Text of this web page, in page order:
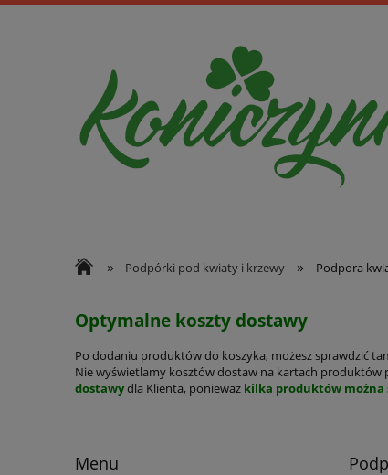
» Podpórki pod kwiaty i krzewy » Podpora
Optymalne koszty dostawy
Po dodaniu produktów do koszyka, możesz sprawdzić
Nie wyświetlamy kosztów dostaw na kartach produktów
dostawydla Klienta, ponieważ kilka produktów można
Menu